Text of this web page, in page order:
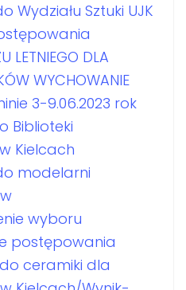
Wydziału Sztuki UJK
LETNIEGO DLA
WYCHOWANIE
3-9.06.2023 rok
Biblioteki
Kielcach
modelarni
wyboru
postępowania
ceramiki dla